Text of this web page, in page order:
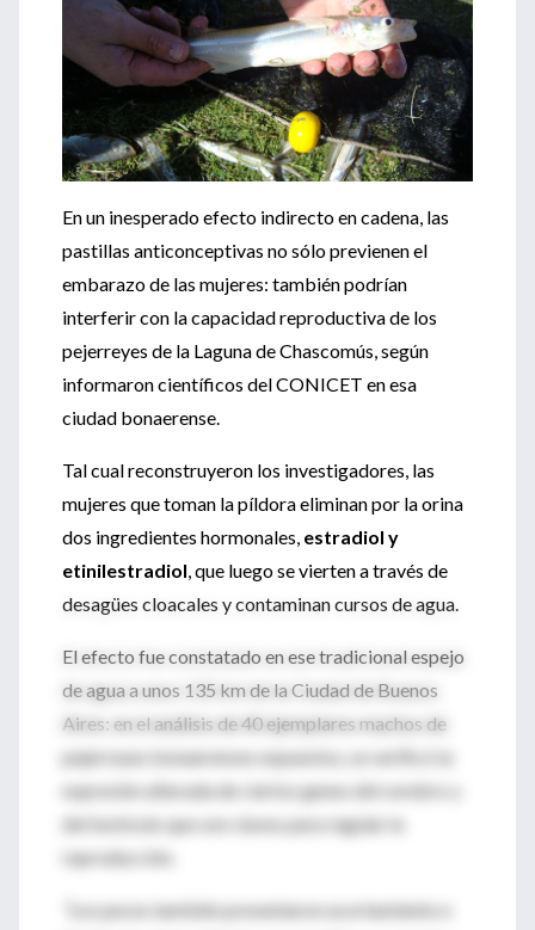
En un inesperado efecto indirecto en cadena, las
pastillas anticonceptivas no sólo previenen el
embarazo de las mujeres: también podrían
interferir con la capacidad reproductiva de los
pejerreyes de la Laguna de Chascomús, según
informaron científicos del CONICET en esa
ciudad bonaerense.
Tal cual reconstruyeron los investigadores, las
mujeres que toman la píldora eliminan por la orina
dos ingredientes hormonales, estradiol y
etinilestradiol, que luego se vierten a través de
desagües cloacales y contaminan cursos de agua.
El efecto fue constatado en ese tradicional espejo
de agua a unos 135 km de la Ciudad de Buenos
Aires: en el análisis de 40 ejemplares machos de
pejerreyes bonaerenses expuestos, se verificó la
expresión alterada de ciertos genes del cerebro y
del testículo que son claves para regular la
reproducción.
Los peces también presentaron acortamiento e